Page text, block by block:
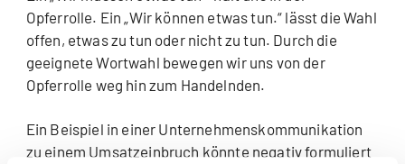
Opferrolle. Ein „Wir können etwas tun.“ lässt die Wahl
offen, etwas zu tun oder nicht zu tun. Durch die
geeignete Wortwahl bewegen wir uns von der
Opferrolle weg hin zum Handelnden.
Ein Beispiel in einer Unternehmenskommunikation
zu einem Umsatzeinbruch könnte negativ formuliert